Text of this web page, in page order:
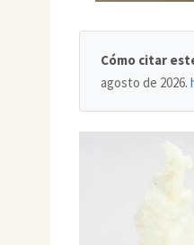
Cómo citar
agosto de 2026.